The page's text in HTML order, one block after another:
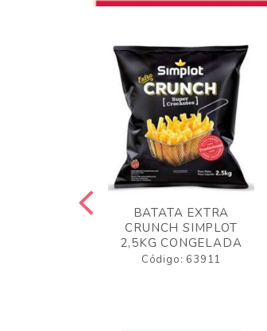
BATATA EXTRA
CRUNCH SIMPLOT
2,5KG CONGELADA
Código: 63911